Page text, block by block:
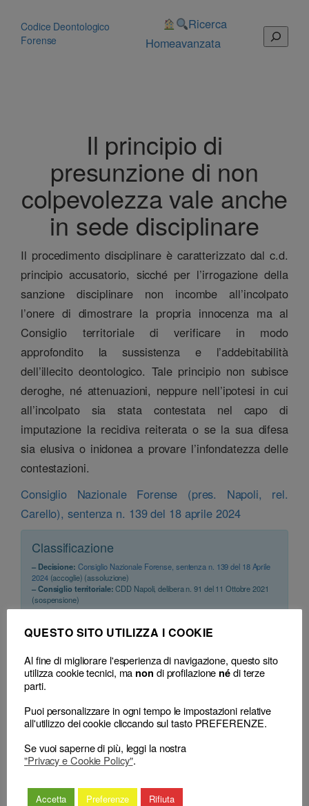
contenuto
Codice Deontologico
Forense
Home
Ricerca
avanzata
Cerca
Il principio di
presunzione di non
colpevolezza vale anche
in sede disciplinare
Il procedimento disciplinare è caratterizzato dal c.d.
principio accusatorio, sicché per l’irrogazione della
sanzione disciplinare non incombe all’incolpato
l’onere di dimostrare la propria innocenza ma al
Consiglio territoriale di verificare in modo
approfondito la sussistenza e l’addebitabilità
dell’illecito deontologico. Tale principio non subisce
deroghe, né attenuazioni, neppure nell’ipotesi in cui
all’incolpato sia stata contestata nel capo di
imputazione la recidiva reiterata o se la sua difesa
sia elusiva o inidonea a provare l’infondatezza delle
contestazioni.
Consiglio Nazionale Forense (pres. Napoli, rel.
Carello), sentenza n. 139 del 18 aprile 2024
Classificazione
– Decisione: Consiglio Nazionale Forense, sentenza n. 139 del 18 Aprile
2024(accoglie) (assoluzione)
– Consiglio territoriale:CDD Napoli, delibera n. 91 del 11 Ottobre 2021
(sospensione)
← Il CNF può integrare, in sede di
appello, la motivazione della
decisione del Consiglio territoriale
Precedenti disciplinari e
ogni ragionevole dubbio”
QUESTO SITO UTILIZZA I COOKIE
Al fine di migliorare l'esperienza di navigazione, questo sito
utilizza cookie tecnici, ma non di profilazione nédi terze
parti.
Puoi personalizzare in ogni tempo le impostazioni relative
all'utilizzo dei cookie cliccando sul tasto PREFERENZE.
Se vuoi saperne di più, leggi la nostra
"Privacy e Cookie Policy".
Accetta Preferenze Rifiuta